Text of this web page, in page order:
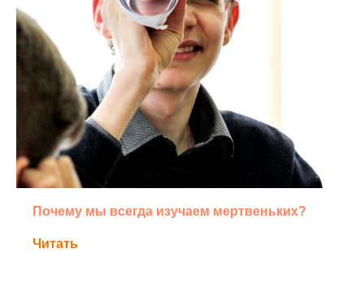
Почему мы всегда изучаем мертвеньких?
Читать